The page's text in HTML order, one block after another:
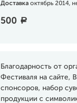
Доставка октябрь 2014,
500 a
Благодарность от
Фестиваля на сайте,
спонсоров, набор
продукции с